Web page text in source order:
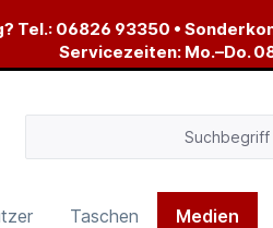
Tel.: 06826 93350 •
Servicezeiten: Mo.–Do.
Taschen Medien